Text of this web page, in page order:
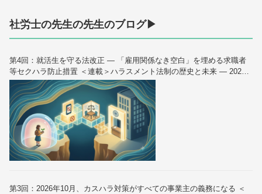
社労士の先生の先生のブログ▶
第4回：就活生を守る法改正 — 「雇用関係なき空白」を埋める求職者
等セクハラ防止措置 ＜連載＞ハラスメント法制の歴史と未来 — 2026
年10月大改正を読み解く（全6回）
第3回：2026年10月、カスハラ対策がすべての事業主の義務になる ＜